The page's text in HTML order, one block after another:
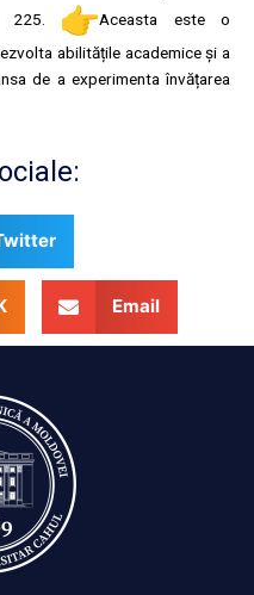
225.
Aceasta este o
abilitățile academice și a
de a experimenta învățarea
Email